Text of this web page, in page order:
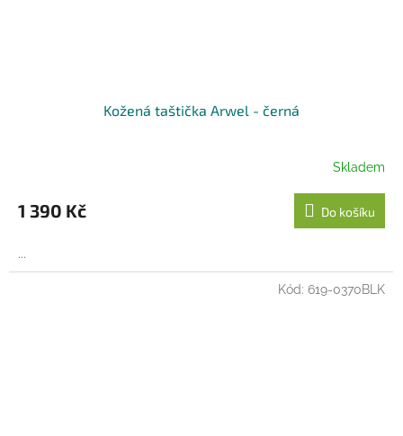
Kožená taštička Arwel - černá
Skladem
1 390 Kč Do košíku
...
Kód: 619-0370BLK